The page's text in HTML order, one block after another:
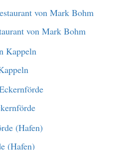
von Mark Bohm
(Hafen)